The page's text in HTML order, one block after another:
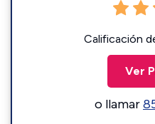
Calificación
Ver
o llamar